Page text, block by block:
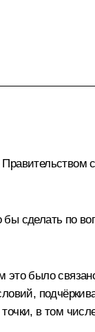
сделать по
это было
в том числе